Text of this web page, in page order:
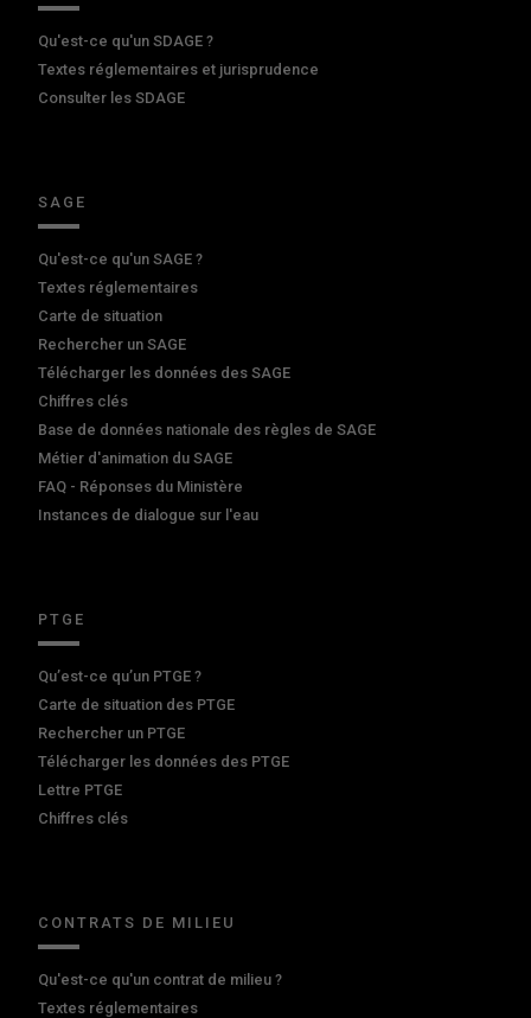
Qu'est-ce qu'un SDAGE ?
Textes réglementaires et jurisprudence
Consulter les SDAGE
SAGE
Qu'est-ce qu'un SAGE ?
Textes réglementaires
Carte de situation
Rechercher un SAGE
Télécharger les données des SAGE
Chiffres clés
Base de données nationale des règles de SAGE
Métier d'animation du SAGE
FAQ - Réponses du Ministère
Instances de dialogue sur l'eau
PTGE
Qu’est-ce qu’un PTGE ?
Carte de situation des PTGE
Rechercher un PTGE
Télécharger les données des PTGE
Lettre PTGE
Chiffres clés
CONTRATS DE MILIEU
Qu'est-ce qu'un contrat de milieu ?
Textes réglementaires